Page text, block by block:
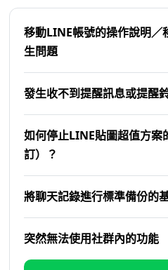
移動LINE帳號的操作說明／
生問題
發生收不到提醒訊息或提醒
如何停止LINE貼圖超值方案
訂）？
將聊天記錄進行標準備份的
突然無法使用社群內的功能